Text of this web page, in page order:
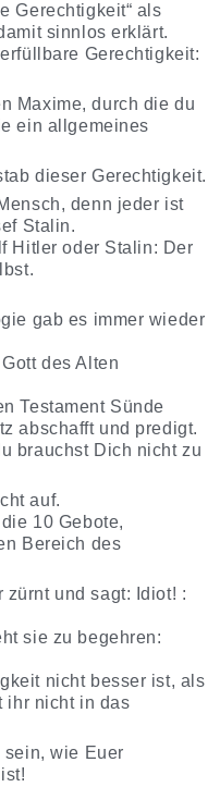
Gerechtigkeit“ als
sinnlos erklärt.
Gerechtigkeit:
Maxime, durch die du
ein allgemeines
dieser Gerechtigkeit.
denn jeder ist
Stalin.
Hitler oder Stalin: Der
gab es immer wieder
des Alten
Testament Sünde
abschafft und predigt.
brauchst Dich nicht zu
auf.
10 Gebote,
Bereich des
zürnt und sagt: Idiot! :
sie zu begehren:
nicht besser ist, als
ihr nicht in das
sein, wie Euer